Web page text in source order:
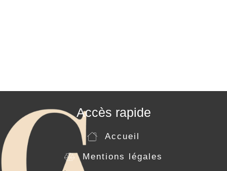
Accès rapide
Accueil
Mentions légales